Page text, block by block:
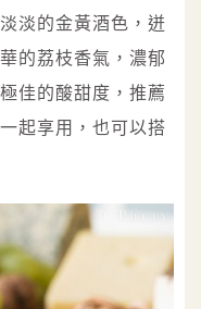
淡的金黃酒色，迸
的荔枝香氣，濃郁
佳的酸甜度，推薦
起享用，也可以搭